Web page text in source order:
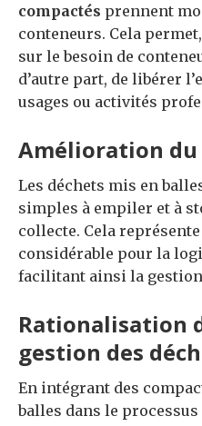
compactés prennent
conteneurs. Cela
sur le besoin de
d’autre part, de libérer
usages ou activités
Amélioration du
Les déchets mis en
simples à empiler et à
collecte. Cela
considérable pour la
facilitant ainsi la
Rationalisation
gestion des
En intégrant des
balles dans le